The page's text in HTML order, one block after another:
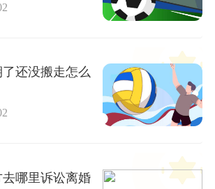
还没搬走怎么
哪里诉讼离婚